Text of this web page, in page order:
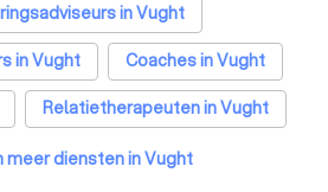
in Vught
in Vught
Coaches in Vught
Relatietherapeuten in Vught
in Vught
meer diensten in Vught